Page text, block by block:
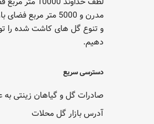
مدرن و 5000 متر مربع
و تنوع گل های کاشت شده را
دهیم.
دسترسی سریع
صادرات گل و گیاهان زینتی به
آدرس بازار گل محلات